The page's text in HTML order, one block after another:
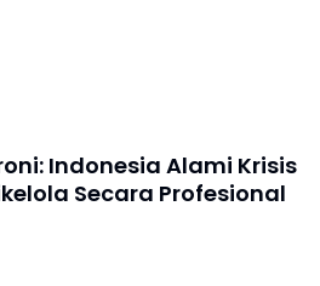
Indonesia Alami Krisis
Secara Profesional